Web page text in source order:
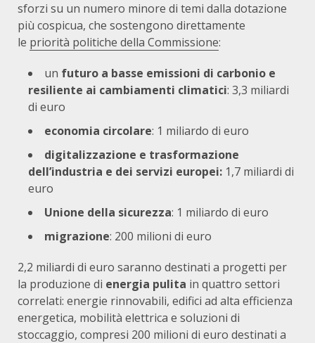
sforzi su un numero minore di temi dalla dotazione
più cospicua, che sostengono direttamente
le priorità politiche della Commissione:
un futuro a basse emissioni di carbonio e
resiliente ai cambiamenti climatici: 3,3 miliardi
di euro
economia circolare: 1 miliardo di euro
digitalizzazione e trasformazione
dell’industria e dei servizi europei: 1,7 miliardi di
euro
Unione della sicurezza: 1 miliardo di euro
migrazione: 200 milioni di euro
2,2 miliardi di euro saranno destinati a progetti per
la produzione di energia pulita in quattro settori
correlati: energie rinnovabili, edifici ad alta efficienza
energetica, mobilità elettrica e soluzioni di
stoccaggio, compresi 200 milioni di euro destinati a